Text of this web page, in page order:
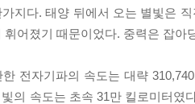
지다. 태양 뒤에서 오는 별빛은
휘어졌기 때문이었다. 중력은 잡
전자기파의 속도는 대략
의 속도는 초속 31만 킬로미터였